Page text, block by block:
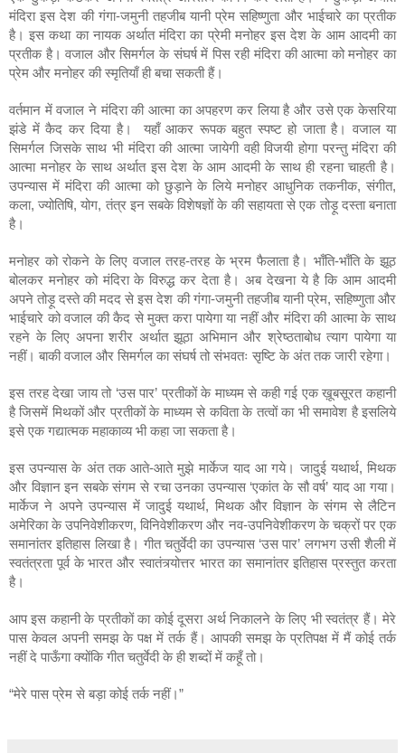
मंदिरा इस देश की गंगा-जमुनी तहजीब यानी प्रेम सहिष्णुता और भाईचारे का प्रतीक
है। इस कथा का नायक अर्थात मंदिरा का प्रेमी मनोहर इस देश के आम आदमी का
प्रतीक है। वजाल और सिमर्गल के संघर्ष में पिस रही मंदिरा की आत्मा को मनोहर का
प्रेम और मनोहर की स्मृतियाँ ही बचा सकती हैं।
वर्तमान में वजाल ने मंदिरा की आत्मा का अपहरण कर लिया है और उसे एक केसरिया
झंडे में कैद कर दिया है।  यहाँ आकर रूपक बहुत स्पष्ट हो जाता है। वजाल या
सिमर्गल जिसके साथ भी मंदिरा की आत्मा जायेगी वही विजयी होगा परन्तु मंदिरा की
आत्मा मनोहर के साथ अर्थात इस देश के आम आदमी के साथ ही रहना चाहती है।
उपन्यास में मंदिरा की आत्मा को छुड़ाने के लिये मनोहर आधुनिक तकनीक, संगीत,
कला, ज्योतिषि, योग, तंत्र इन सबके विशेषज्ञों के की सहायता से एक तोड़ू दस्ता बनाता
है।
मनोहर को रोकने के लिए वजाल तरह-तरह के भ्रम फैलाता है। भाँति-भाँति के झूठ
बोलकर मनोहर को मंदिरा के विरुद्ध कर देता है। अब देखना ये है कि आम आदमी
अपने तोड़ू दस्ते की मदद से इस देश की गंगा-जमुनी तहजीब यानी प्रेम, सहिष्णुता और
भाईचारे को वजाल की कैद से मुक्त करा पायेगा या नहीं और मंदिरा की आत्मा के साथ
रहने के लिए अपना शरीर अर्थात झूठा अभिमान और श्रेष्ठताबोध त्याग पायेगा या
नहीं। बाकी वजाल और सिमर्गल का संघर्ष तो संभवतः सृष्टि के अंत तक जारी रहेगा।
इस तरह देखा जाय तो ‘उस पार’ प्रतीकों के माध्यम से कही गई एक ख़ूबसूरत कहानी
है जिसमें मिथकों और प्रतीकों के माध्यम से कविता के तत्वों का भी समावेश है इसलिये
इसे एक गद्यात्मक महाकाव्य भी कहा जा सकता है।
इस उपन्यास के अंत तक आते-आते मुझे मार्केज याद आ गये। जादुई यथार्थ, मिथक
और विज्ञान इन सबके संगम से रचा उनका उपन्यास ‘एकांत के सौ वर्ष’ याद आ गया।
मार्केज ने अपने उपन्यास में जादुई यथार्थ, मिथक और विज्ञान के संगम से लैटिन
अमेरिका के उपनिवेशीकरण, विनिवेशीकरण और नव-उपनिवेशीकरण के चक्रों पर एक
समानांतर इतिहास लिखा है। गीत चतुर्वेदी का उपन्यास ‘उस पार’ लगभग उसी शैली में
स्वतंत्रता पूर्व के भारत और स्वातंत्र्योत्तर भारत का समानांतर इतिहास प्रस्तुत करता
है।
आप इस कहानी के प्रतीकों का कोई दूसरा अर्थ निकालने के लिए भी स्वतंत्र हैं। मेरे
पास केवल अपनी समझ के पक्ष में तर्क हैं। आपकी समझ के प्रतिपक्ष में मैं कोई तर्क
नहीं दे पाऊँगा क्योंकि गीत चतुर्वेदी के ही शब्दों में कहूँ तो।
“मेरे पास प्रेम से बड़ा कोई तर्क नहीं।”